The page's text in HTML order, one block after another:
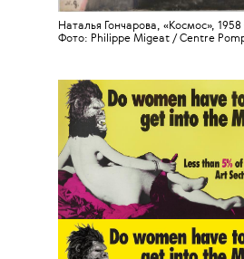
Наталья Гончарова, «Космос»,
Фото: Philippe Migeat / Centre